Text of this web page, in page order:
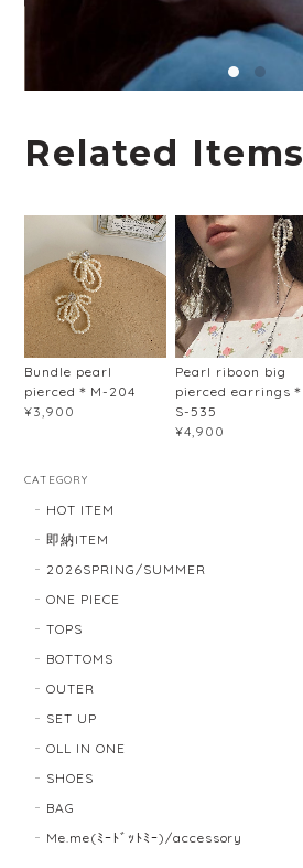
Related Items
Bundle pearl
pierced＊M-204
¥3,900
Pearl riboon big
pierced earrings＊
S-535
¥4,900
CATEGORY
HOT ITEM
即納ITEM
2026SPRING/SUMMER
ONE PIECE
TOPS
BOTTOMS
OUTER
SET UP
OLL IN ONE
SHOES
BAG
Me.me(ﾐｰﾄﾞｯﾄﾐｰ)/accessory